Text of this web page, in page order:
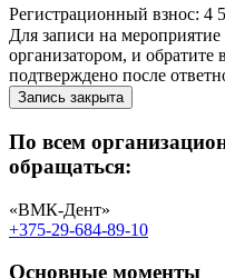
Регистрационный взнос: 4
Для записи на
организатором, и обратите
подтверждено после
Запись закрыта
По всем
обращаться:
«ВМК-Дент»
+375-29-684-89-10
Основные моменты